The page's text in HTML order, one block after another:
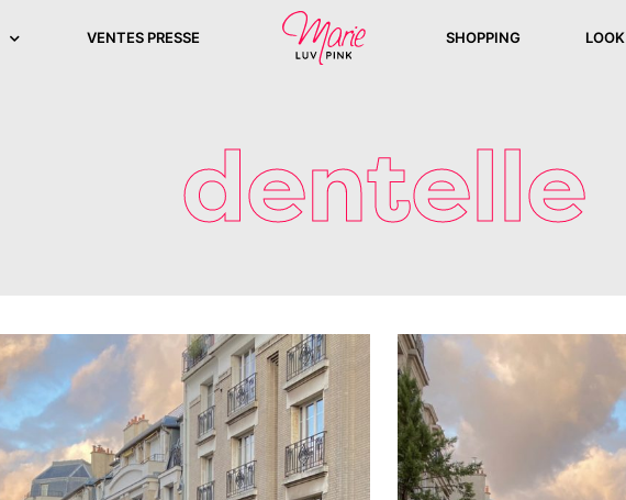
VENTES PRESSE SHOPPING LOOK
dentelle